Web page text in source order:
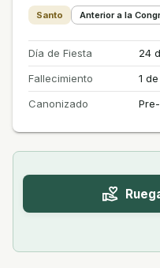
Santo Anterior a la
Día de Fiesta
24
Fallecimiento
1
Canonizado